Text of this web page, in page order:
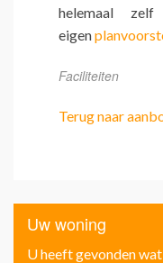
helemaal
eigen
Faciliteiten
Terug naar
Uw woning
U heeft gevonden